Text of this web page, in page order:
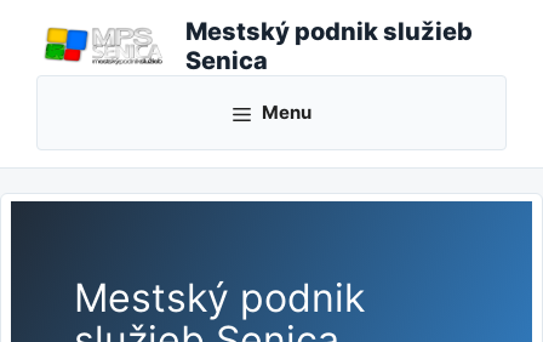
obsah
Mestský podnik služieb
Senica
Menu
Mestský podnik